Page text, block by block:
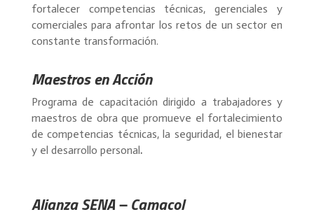
fortalecer competencias técnicas, gerenciales y
comerciales para afrontar los retos de un sector en
constante transformación.
Maestros en Acción
Programa de capacitación dirigido a trabajadores y
maestros de obra que promueve el fortalecimiento
de competencias técnicas, la seguridad, el bienestar
y el desarrollo personal.
Alianza SENA – Camacol